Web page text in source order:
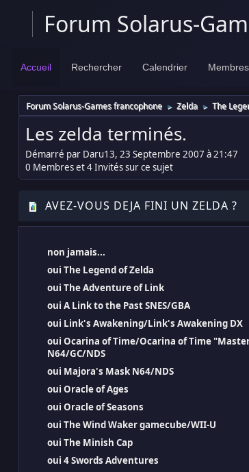
Forum Solarus-
Accueil Rechercher Calendrier Membres
Forum Solarus-Games francophone ► Zelda ► The
Les zelda terminés.
Démarré par Daru13, 23 Septembre 2007 à 21:47
0 Membres et 4 Invités sur ce sujet
AVEZ-VOUS DEJA FINI UN ZELDA ?
non jamais...
oui The Legend of Zelda
oui The Adventure of Link
oui A Link to the Past SNES/GBA
oui Link's Awakening/Link's Awakening DX
oui Ocarina of Time/Ocarina of Time
N64/GC/NDS
oui Majora's Mask N64/NDS
oui Oracle of Ages
oui Oracle of Seasons
oui The Wind Waker gamecube/WII-U
oui The Minish Cap
oui 4 Swords Adventures